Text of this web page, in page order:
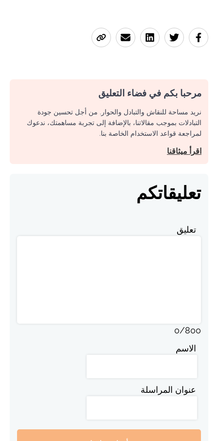
مرحبا بكم في فضاء التعليق
نريد مساحة للنقاش والتبادل والحوار. من أجل تحسين جودة
التبادلات بموجب مقالاتنا، بالإضافة إلى تجربة مساهمتك، ندعوك
لمراجعة قواعد الاستخدام الخاصة بنا.
اقرأ ميثاقنا
تعليقاتكم
تعليق
0/800
الاسم
عنوان المراسلة